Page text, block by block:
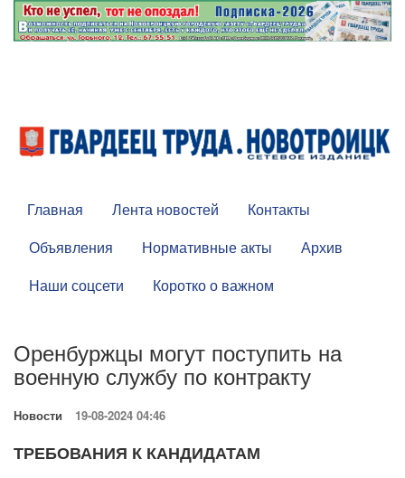
Главная Лента новостей
Контакты
Объявления
Нормативные акты
Архив
Наши соцсети
Коротко о важном
Оренбуржцы могут поступить на
военную службу по контракту
Новости 19-08-2024 04:46
ТРЕБОВАНИЯ К КАНДИДАТАМ